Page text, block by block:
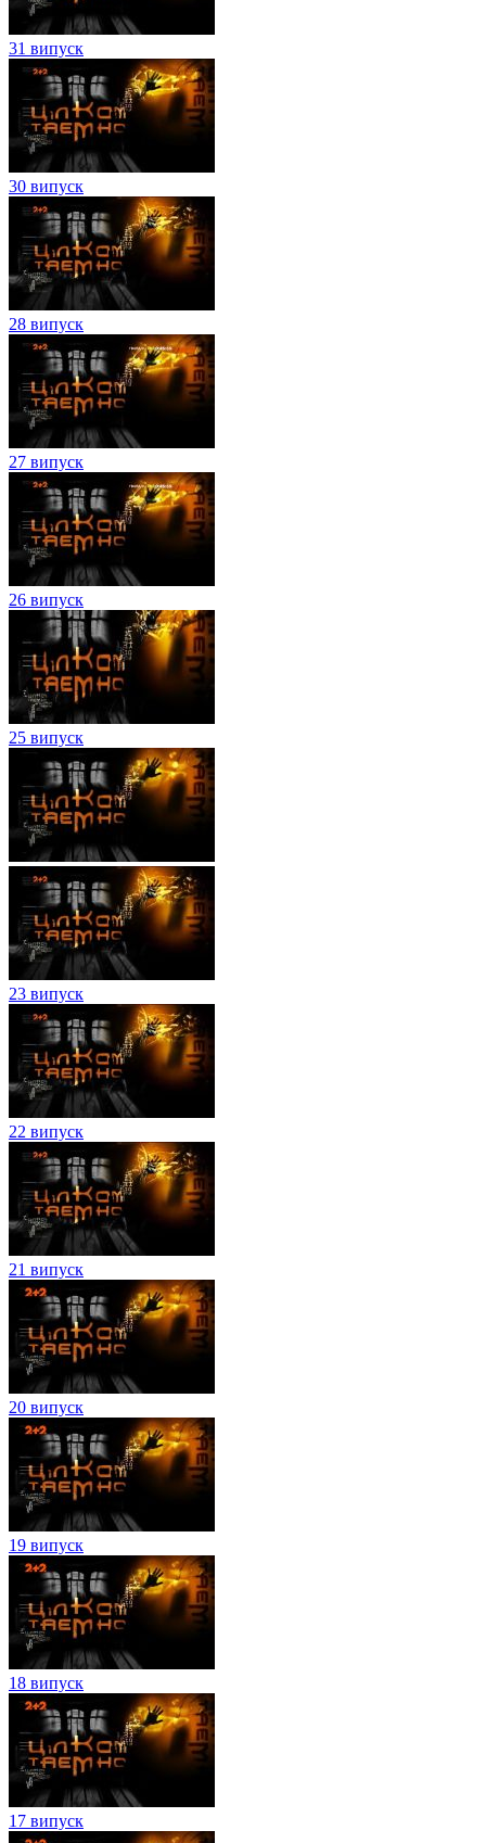
31 випуск
30 випуск
28 випуск
27 випуск
26 випуск
25 випуск
23 випуск
22 випуск
21 випуск
20 випуск
19 випуск
18 випуск
17 випуск